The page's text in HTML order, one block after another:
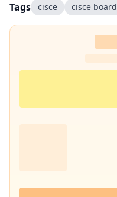
Tags cisce cisce board